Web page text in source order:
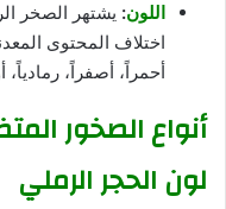
اللون: يشتهر الصخر
اختلاف المحتوى
أحمراً، أصفراً، رمادياً،
أنواع الصخور
لون الحجر الرملي